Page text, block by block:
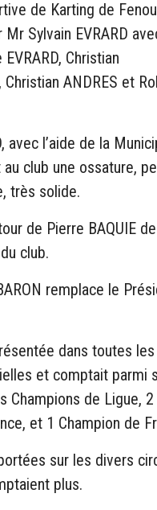
de Karting de
Sylvain EVRARD
Christian
Christian ANDRES et
avec l’aide de la
club une ossature,
très solide.
de Pierre BAQUIE
club.
remplace le
dans toutes les
et comptait parmi
Champions de Ligue,
et 1 Champion de
sur les divers
plus.